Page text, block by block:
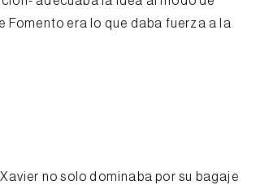
Fomento era lo que daba fuerza a la
no solo dominaba por su bagaje